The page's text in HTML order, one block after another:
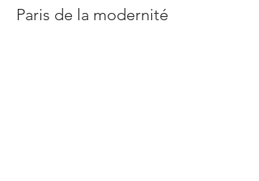
Paris de la modernité